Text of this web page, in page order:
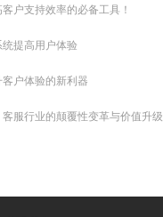
户支持效率的必备工具！
提高用户体验
户体验的新利器
服行业的颠覆性变革与价值升级